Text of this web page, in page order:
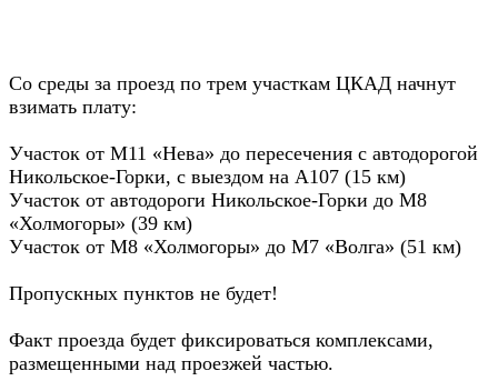
Со среды за проезд по трем участкам ЦКАД начнут
взимать плату:
Участок от М11 «Нева» до пересечения с автодорогой
Никольское-Горки, с выездом на А107 (15 км)
Участок от автодороги Никольское-Горки до М8
«Холмогоры» (39 км)
Участок от М8 «Холмогоры» до М7 «Волга» (51 км)
Пропускных пунктов не будет!
Факт проезда будет фиксироваться комплексами,
размещенными над проезжей частью.